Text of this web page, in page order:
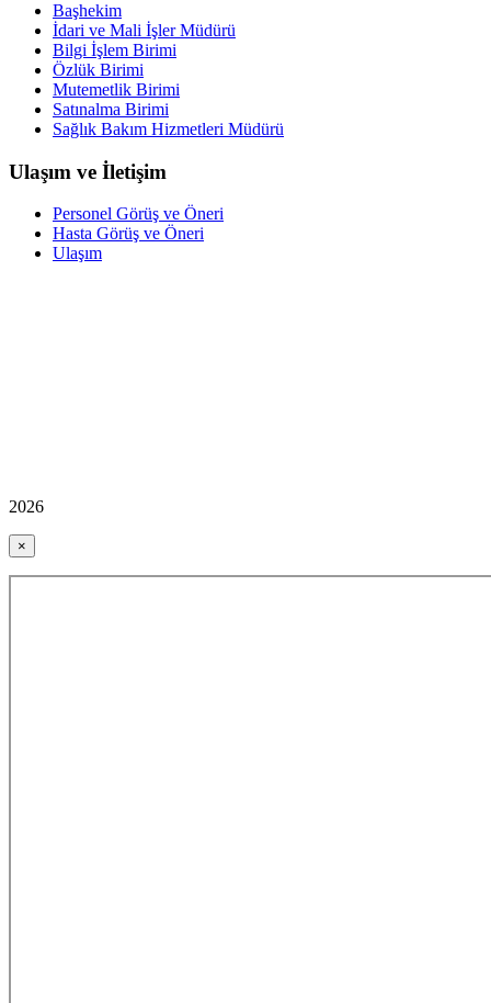
Başhekim
İdari ve Mali İşler Müdürü
Bilgi İşlem Birimi
Özlük Birimi
Mutemetlik Birimi
Satınalma Birimi
Sağlık Bakım Hizmetleri Müdürü
Ulaşım ve İletişim
Personel Görüş ve Öneri
Hasta Görüş ve Öneri
Ulaşım
2026
×